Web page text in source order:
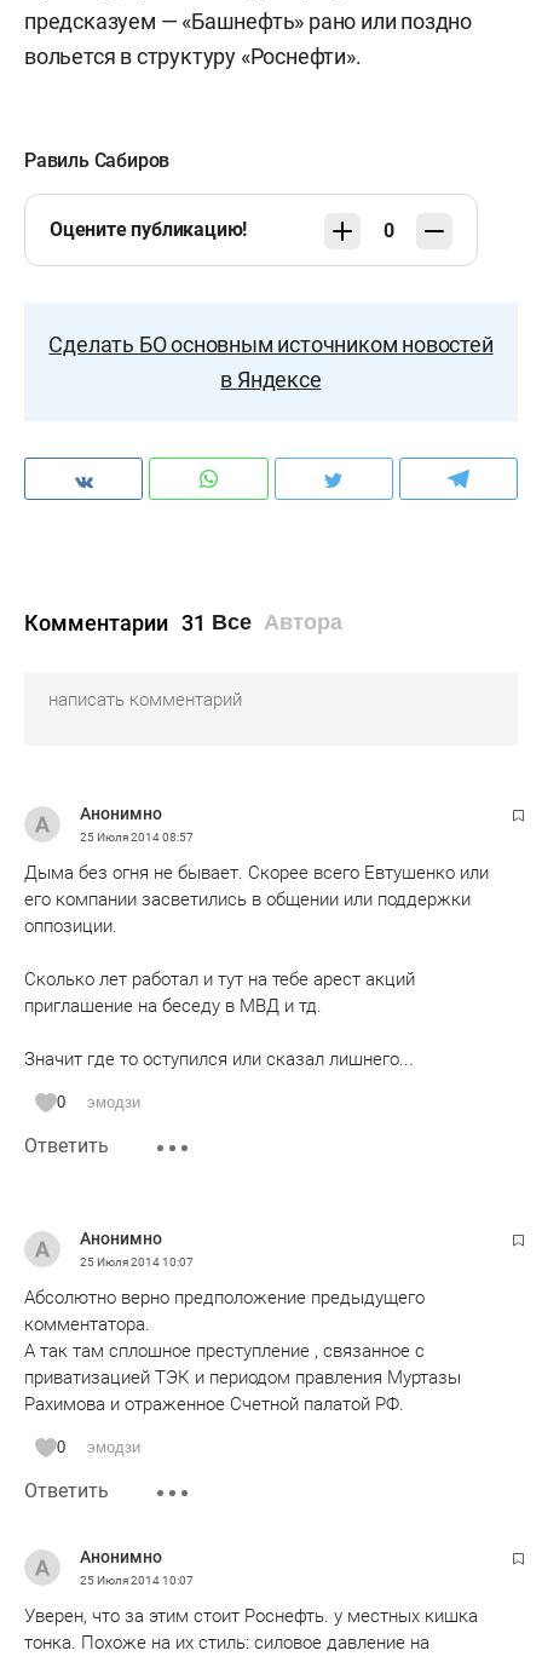
предсказуем — «Башнефть» рано или поздно
вольется в структуру «Роснефти».
Равиль Сабиров
Оцените публикацию! 0
Сделать БО основным источником новостей
в Яндексе
Комментарии 31 Все Автора
Анонимно
25 Июля 201408:57
Дыма без огня не бывает. Скорее всего Евтушенко или
его компании засветились в общении или поддержки
оппозиции.
Сколько лет работал и тут на тебе арест акций
приглашение на беседу в МВД и тд.
Значит где то оступился или сказал лишнего...
0 эмодзи
Ответить
Анонимно
25 Июля 201410:07
Абсолютно верно предположение предыдущего
комментатора.
А так там сплошное преступление , связанное с
приватизацией ТЭК и периодом правления Муртазы
Рахимова и отраженное Счетной палатой РФ.
0 эмодзи
Ответить
Анонимно
25 Июля 201410:07
Уверен, что за этим стоит Роснефть. у местных кишка
тонка. Похоже на их стиль: силовое давление на